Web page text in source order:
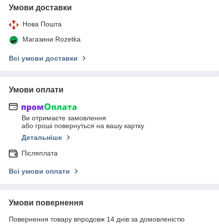
Умови доставки
Нова Пошта
Магазини Rozetka
Всі умови доставки
Умови оплати
Ви отримаєте замовлення
або гроші повернуться на вашу картку
Детальніше
Післяплата
Всі умови оплати
Умови повернення
Повернення товару впродовж 14 днів за домовленістю